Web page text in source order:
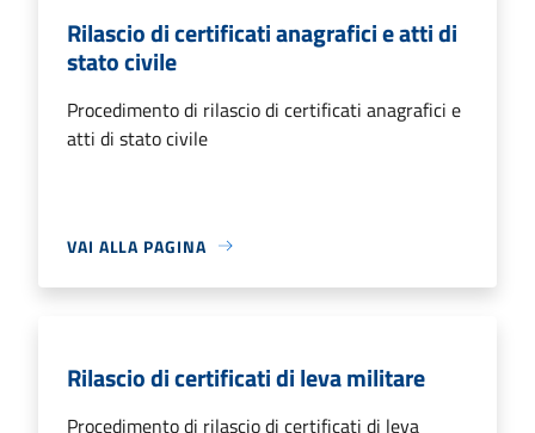
Rilascio di certificati anagrafici e atti di
stato civile
Procedimento di rilascio di certificati anagrafici e
atti di stato civile
VAI ALLA PAGINA
Rilascio di certificati di leva militare
Procedimento di rilascio di certificati di leva